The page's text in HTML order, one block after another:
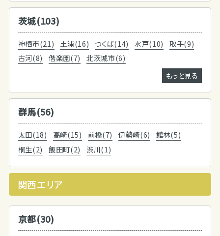
茨城(103)
神栖市(21) 土浦(16) つくば(14) 水戸(10)
取手(9)
古河(8)
偕楽園(7)
北茨城市(6)
もっと見る
群馬(56)
太田(18) 高崎(15) 前橋(7) 伊勢崎(6)
館林(5)
桐生(2)
飯田町(2) 渋川(1)
関西エリア
京都(30)